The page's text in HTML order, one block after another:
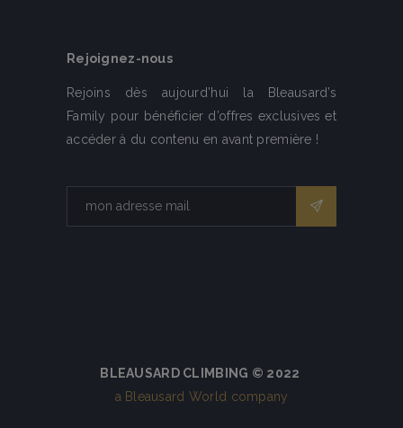
Rejoignez-nous
Rejoins dès aujourd’hui la Bleausard’s
Family pour bénéficier d’offres exclusives et
accéder à du contenu en avant première !
BLEAUSARD CLIMBING © 2022
a Bleausard World company